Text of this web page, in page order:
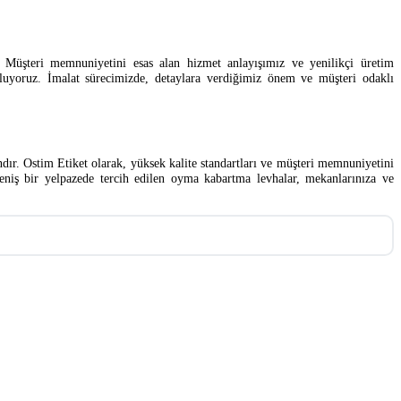
memnuniyetini esas alan hizmet anlayışımız ve yenilikçi üretim
İmalat sürecimizde, detaylara verdiğimiz önem ve müşteri odaklı
Ostim Etiket olarak, yüksek kalite standartları ve müşteri memnuniyetini
bir yelpazede tercih edilen oyma kabartma levhalar, mekanlarınıza ve